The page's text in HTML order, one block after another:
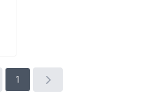
btw: 23,77
1